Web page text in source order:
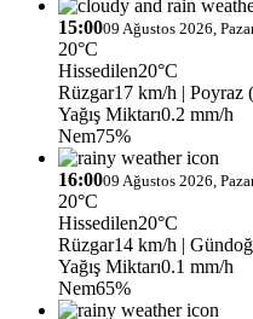
15:0009 Ağustos 2026,
20°C
Hissedilen20°C
Rüzgar17 km/h | Poyraz
Yağış Miktarı0.2 mm/h
Nem75%
16:0009 Ağustos 2026,
20°C
Hissedilen20°C
Rüzgar14 km/h |
Yağış Miktarı0.1 mm/h
Nem65%